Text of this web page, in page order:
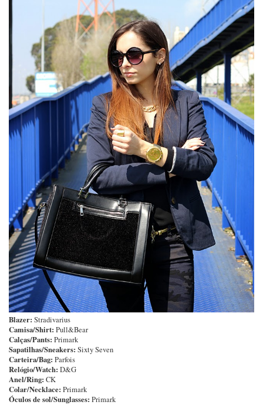
Blazer: Stradivarius
Camisa/Shirt: Pull&Bear
Calças/Pants: Primark
Sapatilhas/Sneakers: Sixty Seven
Carteira/Bag: Parfois
Relógio/Watch: D&G
Anel/Ring: CK
Colar/Necklace: Primark
Óculos de sol/Sunglasses: Primark